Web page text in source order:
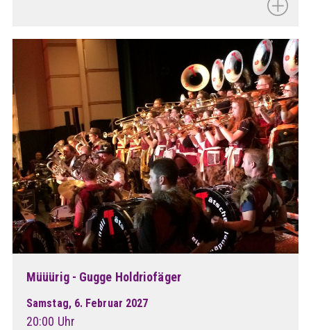
Müüürig - Gugge Holdriofäger
Samstag, 6. Februar 2027
20:00 Uhr